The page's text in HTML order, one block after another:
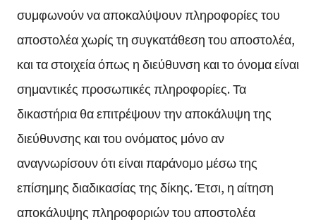
συμφωνούν να αποκαλύψουν πληροφορίες του
αποστολέα χωρίς τη συγκατάθεση του αποστολέα,
και τα στοιχεία όπως η διεύθυνση και το όνομα είναι
σημαντικές προσωπικές πληροφορίες. Τα
δικαστήρια θα επιτρέψουν την αποκάλυψη της
διεύθυνσης και του ονόματος μόνο αν
αναγνωρίσουν ότι είναι παράνομο μέσω της
επίσημης διαδικασίας της δίκης. Έτσι, η αίτηση
αποκάλυψης πληροφοριών του αποστολέα